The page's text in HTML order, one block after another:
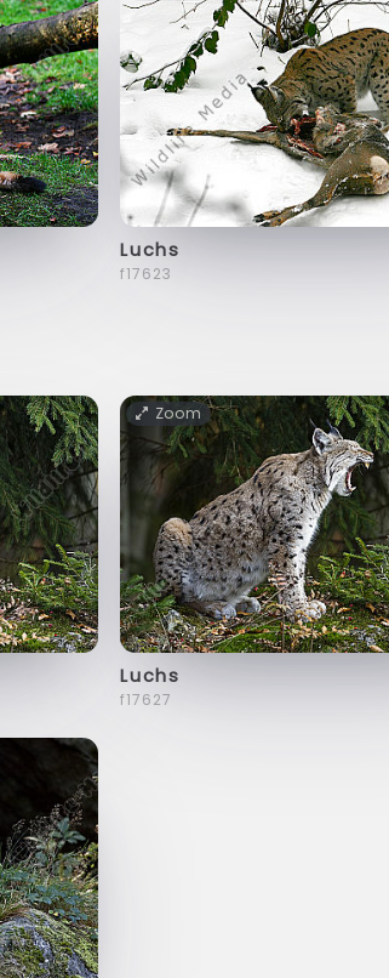
Luchs
f17623
Zoom
Luchs
f17627